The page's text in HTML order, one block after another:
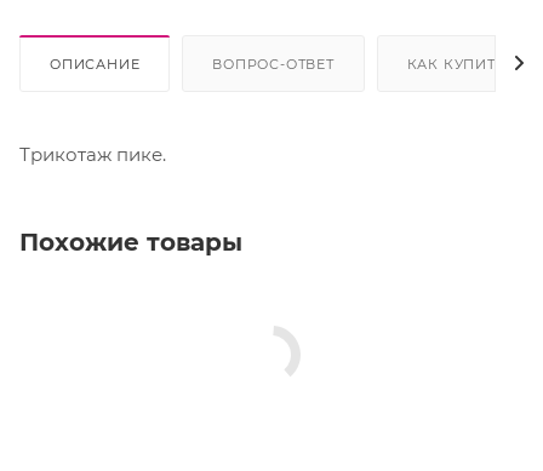
ОПИСАНИЕ ВОПРОС-ОТВЕТ КАК КУПИТЬ
Трикотаж пике.
Похожие товары